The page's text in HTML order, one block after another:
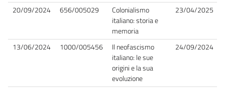
20/09/2024 656/005029
Colonialismo
italiano: storia e
memoria
23/04/2025
13/06/2024 1000/005456
Il neofascismo
italiano: le sue
origini e la sua
evoluzione
24/09/2024